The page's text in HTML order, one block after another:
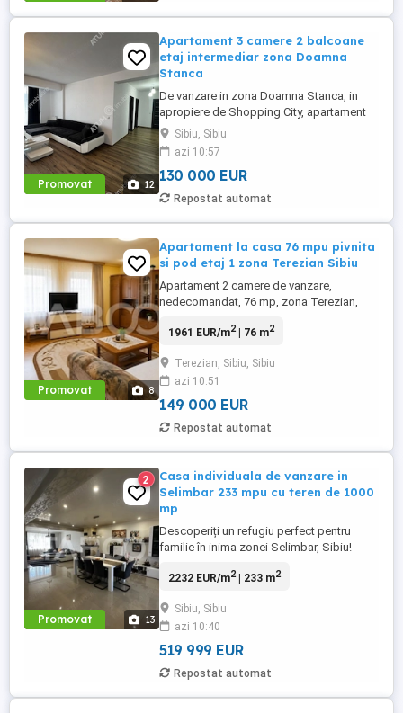
Promovat 12
Apartament 3 camere 2 balcoane
etaj intermediar zona Doamna
Stanca
De vanzare in zona Doamna Stanca, in
apropiere de Shopping City, apartament
cu 3 camere si 2 balcoane, orientat spre
SUD, situat la etaj intermediar intr-un
imobil nou dotat cu 2 lifturi. Apartamentul
are 105 mp construiti, este pozitionat la
etajul intermediar 7 intr-un imobil construit
in anul 2016, ...
Sibiu, Sibiu
azi 10:57
130 000 EUR
Repostat automat
Promovat 8
Apartament la casa 76 mpu pivnita
si pod etaj 1 zona Terezian Sibiu
Apartament 2 camere de vanzare,
nedecomandat, 76 mp, zona Terezian,
apartament: • Pretabil regim hotelier;
depozitare; • Foarte apropape de zona
centrala; TABOO ...
1961 EUR/m2| 76 m2
Terezian, Sibiu, Sibiu
azi 10:51
149 000 EUR
Repostat automat
Promovat 13
2
Casa individuala de vanzare in
Selimbar 233 mpu cu teren de 1000
mp
Descoperiți un refugiu perfect pentru
familie în inima zonei Selimbar, Sibiu!
construită în 2014, oferă un spațiu
caută confortul și intimitatea unui cămin
modern. Cu 6 camere, dintre care 4
dormitoare spațioase, ...
2232 EUR/m2| 233 m2
Sibiu, Sibiu
azi 10:40
519 999 EUR
Repostat automat